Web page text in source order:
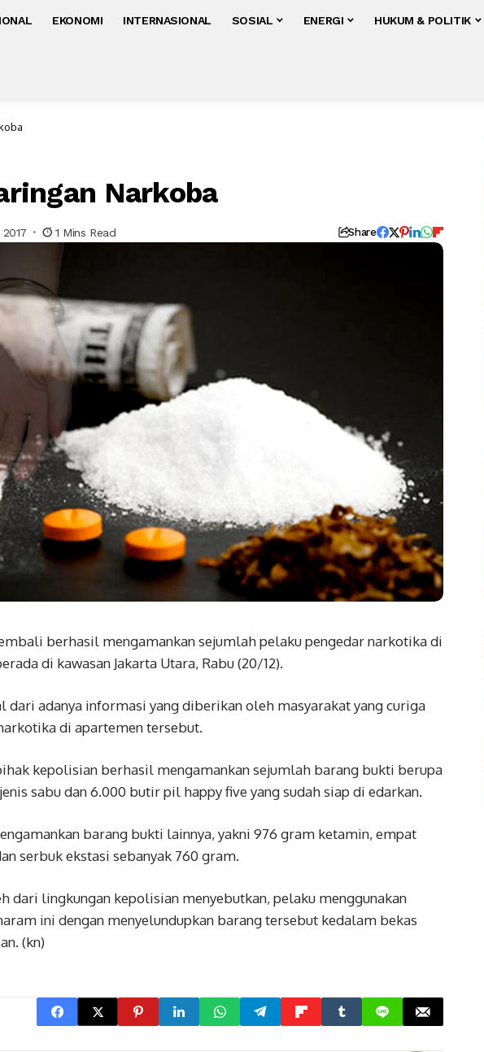
EKONOMI INTERNASIONAL SOSIAL ENERGI HUKUM & POLITIK
Narkoba
1 Mins Read Share
berhasil mengamankan sejumlah pelaku pengedar narkotika di
di kawasan Jakarta Utara, Rabu (20/12).
dari adanya informasi yang diberikan oleh masyarakat yang curiga
di apartemen tersebut.
kepolisian berhasil mengamankan sejumlah barang bukti berupa
sabu dan 6.000 butir pil happy five yang sudah siap di edarkan.
barang bukti lainnya, yakni 976 gram ketamin, empat
serbuk ekstasi sebanyak 760 gram.
dari lingkungan kepolisian menyebutkan, pelaku menggunakan
ini dengan menyelundupkan barang tersebut kedalam bekas
(kn)